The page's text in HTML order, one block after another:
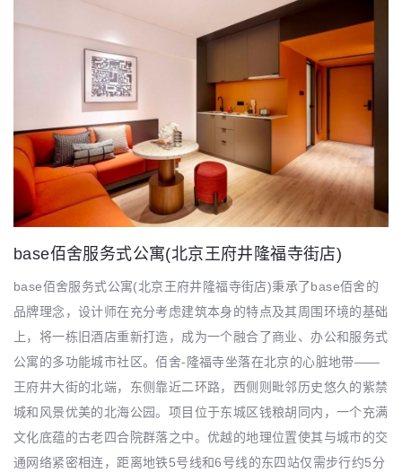
base佰舍服务式公寓(北京王府井隆福寺街店)
base佰舍服务式公寓(北京王府井隆福寺街店)秉承了base佰舍的
品牌理念，设计师在充分考虑建筑本身的特点及其周围环境的基础
上，将一栋旧酒店重新打造，成为一个融合了商业、办公和服务式
公寓的多功能城市社区。佰舍-隆福寺坐落在北京的心脏地带——
王府井大街的北端，东侧靠近二环路，西侧则毗邻历史悠久的紫禁
城和风景优美的北海公园。项目位于东城区钱粮胡同内，一个充满
文化底蕴的古老四合院群落之中。优越的地理位置使其与城市的交
通网络紧密相连，距离地铁5号线和6号线的东四站仅需步行约5分